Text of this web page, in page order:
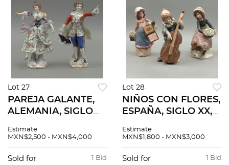
Lot 27
PAREJA GALANTE,
ALEMANIA, SIGLO
porcelana
Voigt Bros. Detalles
Estimate
MXN$2,500 - MXN$4,000
1 Bid
Sold for
Lot 28
NIÑOS CON FLORES,
ESPAÑA, SIGLO XX,
porcelana
Nadal. Acabado gres
Estimate
MXN$1,800 - MXN$3,000
1 Bid
Sold for